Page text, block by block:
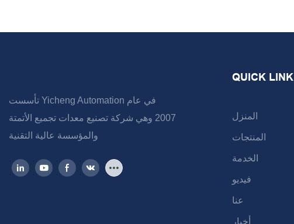
تأسست Yicheng Automation في عام
2007 وهي شركة تصنيع معدات تجميع الأتمتة
QUICK LINK
المنزل
المنتجات
الخدمة
فيديو
عنا
أخبار